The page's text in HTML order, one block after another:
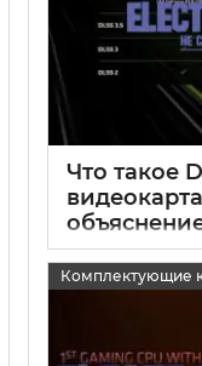
Что такое
15 05 2025
Комплектующие